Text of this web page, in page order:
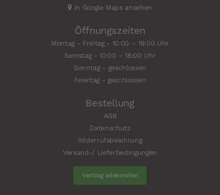
In Google Maps ansehen
Öffnungszeiten
Montag - Freitag - 10:00 – 19:00 Uhr
Samstag - 10:00 – 18:00 Uhr
Sonntag - geschlossen
Feiertag - geschlossen
Bestellung
AGB
Datenschutz
Widerrufsbelehrung
Versand-/ Lieferbedingungen
Vertrag widerrufen